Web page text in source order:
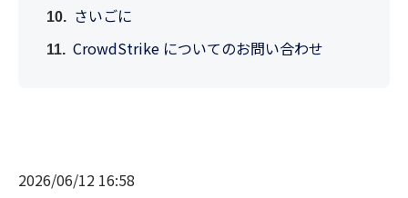
さいごに
CrowdStrike についてのお問い合わせ
2026/06/12 16:58